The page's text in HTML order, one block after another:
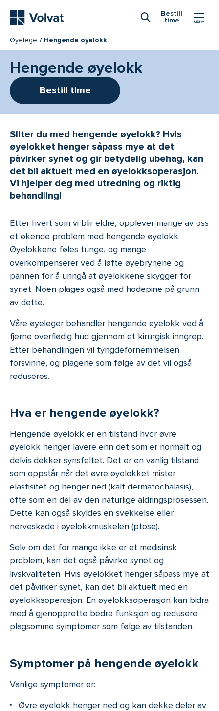
Bestill
time
Øyelege Hengende øyelokk
Hengende øyelokk
Bestill time
Sliter du med hengende øyelokk? Hvis
øyelokket henger såpass mye at det
påvirker synet og gir betydelig ubehag, kan
det bli aktuelt med en øyelokksoperasjon.
Vi hjelper deg med utredning og riktig
behandling!
Etter hvert som vi blir eldre, opplever mange av oss
et økende problem med hengende øyelokk.
Øyelokkene føles tunge, og mange
overkompenserer ved å løfte øyebrynene og
pannen for å unngå at øyelokkene skygger for
synet. Noen plages også med hodepine på grunn
av dette.
Våre øyeleger behandler hengende øyelokk ved å
fjerne overflødig hud gjennom et kirurgisk inngrep.
Etter behandlingen vil tyngdefornemmelsen
forsvinne, og plagene som følge av det vil også
reduseres.
Hva er hengende øyelokk?
Hengende øyelokk er en tilstand hvor øvre
øyelokk henger lavere enn det som er normalt og
delvis dekker synsfeltet. Det er en vanlig tilstand
som oppstår når det øvre øyelokket mister
elastisitet og henger ned (kalt dermatochalasis),
ofte som en del av den naturlige aldringsprosessen.
Dette kan også skyldes en svekkelse eller
nerveskade i øyelokkmuskelen (ptose).
Selv om det for mange ikke er et medisinsk
problem, kan det også påvirke synet og
livskvaliteten. Hvis øyelokket henger såpass mye at
det påvirker synet, kan det bli aktuelt med en
øyelokksoperasjon. En øyelokksoperasjon kan bidra
med å gjenopprette bedre funksjon og redusere
plagsomme symptomer som følge av tilstanden.
Symptomer på hengende øyelokk
Vanlige symptomer er:
Øvre øyelokk henger ned og kan dekke deler av